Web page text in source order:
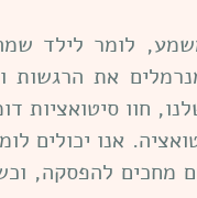
לומר לילד
את הרגשות
חוו סיטואציות
אנו יכולים
מחכים להפסקה,